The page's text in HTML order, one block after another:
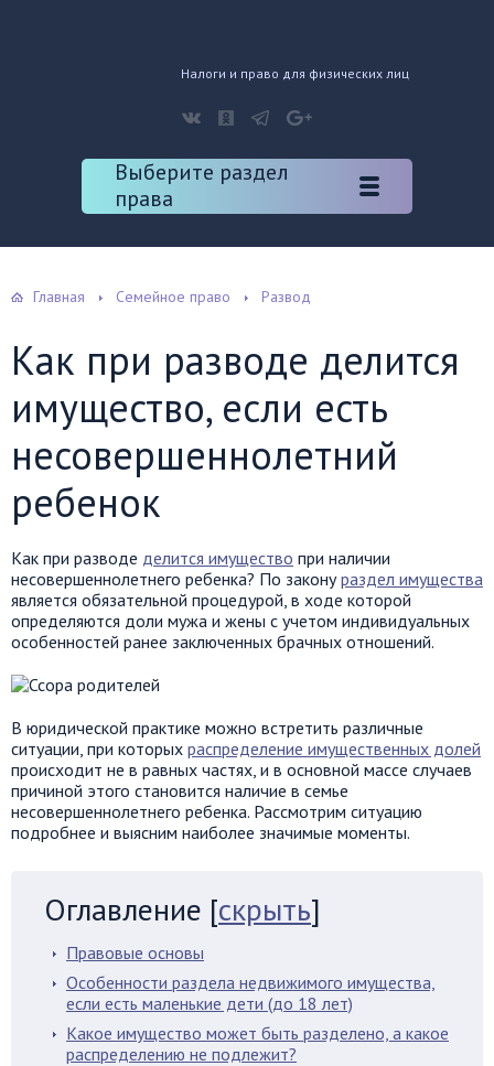
Налоги и право для физических лиц
Выберите раздел
права
Главная Семейное право Развод
Как при разводе делится
имущество, если есть
несовершеннолетний
ребенок
Как при разводе делится имущество при наличии
несовершеннолетнего ребенка? По законураздел имущества
является обязательной процедурой, в ходе которой
определяются доли мужа и жены с учетом индивидуальных
особенностей ранее заключенных брачных отношений.
В юридической практике можно встретить различные
ситуации, при которых распределение имущественных долей
происходит не в равных частях, и в основной массе случаев
причиной этого становится наличие в семье
несовершеннолетнего ребенка. Рассмотрим ситуацию
подробнее и выясним наиболее значимые моменты.
Оглавление [скрыть]
Правовые основы
Особенности раздела недвижимого имущества,
если есть маленькие дети (до 18 лет)
Какое имущество может быть разделено, а какое
распределению не подлежит?